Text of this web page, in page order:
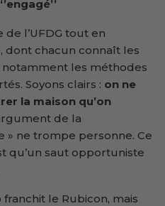
l’UFDG tout en
dont chacun connaît les
les méthodes
Soyons clairs : on ne
la maison qu’on
de la
» ne trompe personne. Ce
qu’un saut opportuniste
le Rubicon, mais